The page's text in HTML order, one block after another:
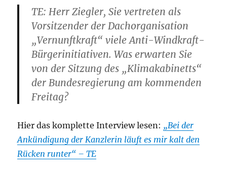
TE: Herr Ziegler, Sie vertreten als
Vorsitzender der Dachorganisation
„Vernunftkraft“ viele Anti-Windkraft-
Bürgerinitiativen. Was erwarten Sie
von der Sitzung des „Klimakabinetts“
der Bundesregierung am kommenden
Freitag?
Hier das komplette Interview lesen: „Bei der
Ankündigung der Kanzlerin läuft es mir kalt den
Rücken runter“ – TE